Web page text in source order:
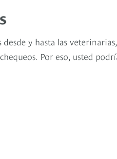
y hasta las veterinarias,
Por eso, usted